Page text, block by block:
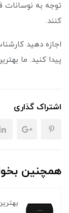
توجه به نوسانات
کنند.
اجازه دهید
پیدا کنید. ما
اشتراک گذاری
همچنین